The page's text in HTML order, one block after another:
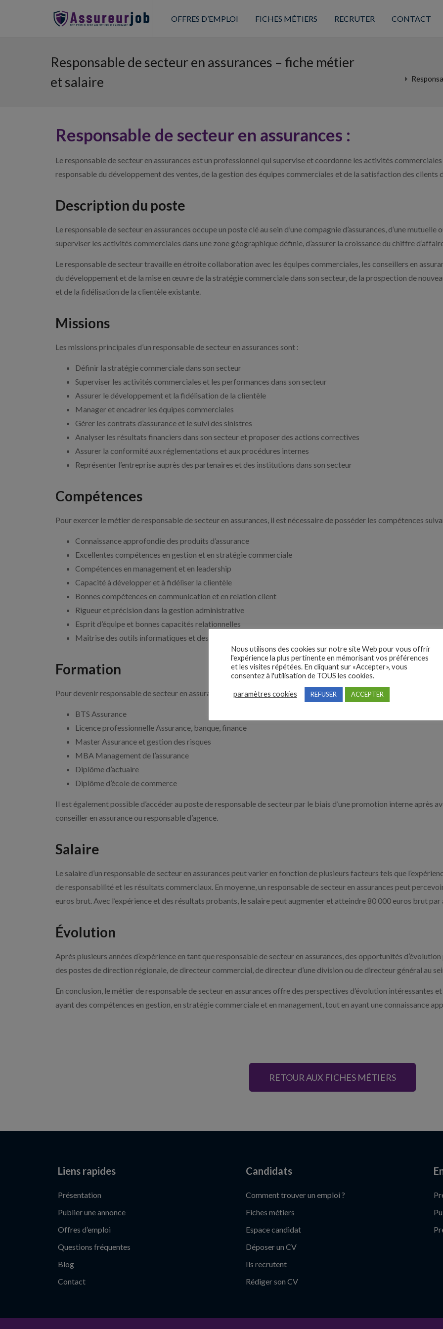
OFFRES D’EMPLOI FICHES MÉTIERS RECRUTER CONTACT
Responsable de secteur en assurances – fiche métier
et salaire
Responsable de secteur en assurances :
Le responsable de secteur en assurances est un professionnel qui supervise et coordonne les activités
responsable du développement des ventes, de la gestion des équipes commerciales et de la satisfaction des clients
Description du poste
Le responsable de secteur en assurances occupe un poste clé au sein d’une compagnie d’assurances, d’une
superviser les activités commerciales dans une zone géographique définie, d’assurer la croissance du chiffre
Le responsable de secteur travaille en étroite collaboration avec les équipes commerciales, les conseillers en
du développement et de la mise en œuvre de la stratégie commerciale dans son secteur, de la prospection de
et de la fidélisation de la clientèle existante.
Missions
Les missions principales d’un responsable de secteur en assurances sont :
Définir la stratégie commerciale dans son secteur
Superviser les activités commerciales et les performances dans son secteur
Assurer le développement et la fidélisation de la clientèle
Manager et encadrer les équipes commerciales
Gérer les contrats d’assurance et le suivi des sinistres
Analyser les résultats financiers dans son secteur et proposer des actions correctives
Assurer la conformité aux réglementations et aux procédures internes
Représenter l’entreprise auprès des partenaires et des institutions dans son secteur
Compétences
Pour exercer le métier de responsable de secteur en assurances, il est nécessaire de posséder les compétences
Connaissance approfondie des produits d’assurance
Excellentes compétences en gestion et en stratégie commerciale
Compétences en management et en leadership
Capacité à développer et à fidéliser la clientèle
Bonnes compétences en communication et en relation client
Rigueur et précision dans la gestion administrative
Esprit d’équipe et bonnes capacités relationnelles
Maîtrise des outils informatiques et des logiciels spécifiques
Formation
Pour devenir responsable de secteur en assurances, différentes formations sont possibles en France :
BTS Assurance
Licence professionnelle Assurance, banque, finance
Master Assurance et gestion des risques
MBA Management de l’assurance
Diplôme d’actuaire
Diplôme d’école de commerce
Il est également possible d’accéder au poste de responsable de secteur par le biais d’une promotion interne après
conseiller en assurance ou responsable d’agence.
Salaire
Le salaire d’un responsable de secteur en assurances peut varier en fonction de plusieurs facteurs tels que
de responsabilité et les résultats commerciaux. En moyenne, un responsable de secteur en assurances peut
euros brut. Avec l’expérience et des résultats probants, le salaire peut augmenter et atteindre 80 000 euros brut par
Évolution
Après plusieurs années d’expérience en tant que responsable de secteur en assurances, des opportunités
des postes de direction régionale, de directeur commercial, de directeur d’une division ou de directeur général au
En conclusion, le métier de responsable de secteur en assurances offre des perspectives d’évolution intéressantes
ayant des compétences en gestion, en stratégie commerciale et en management, tout en ayant une connaissance
RETOUR AUX FICHES MÉTIERS
Liens rapides
Présentation
Publier une annonce
Offres d’emploi
Questions fréquentes
Blog
Contact
Candidats
Comment trouver un emploi ?
Fiches métiers
Espace candidat
Déposer un CV
Ils recrutent
Rédiger son CV
Nous utilisons des cookies sur notre site Web pour vous offrir
l'expérience la plus pertinente en mémorisant vos préférences
et les visites répétées. En cliquant sur «Accepter», vous
consentez à l'utilisation de TOUS les cookies.
paramètres cookies REFUSER ACCEPTER